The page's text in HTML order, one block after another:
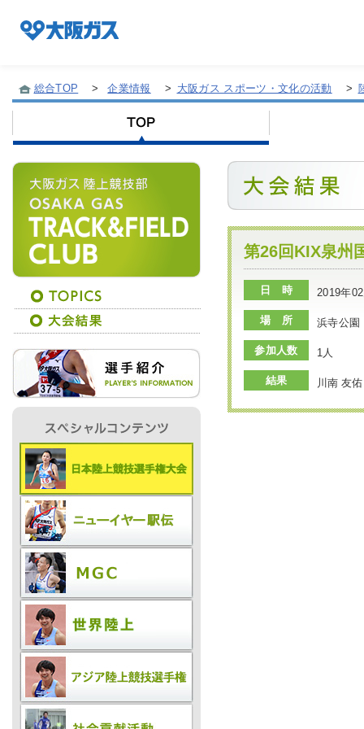
企業/グループについて
社会貢献
技術開発
サステナビリティ
採用情報
プレスリリース
総合TOP > 企業情報 > 大阪ガス スポーツ・文化の活動 >
第26回KIX泉州
日 時 2019年
場 所 浜寺公園
参加人数 1人
結果 川南 友